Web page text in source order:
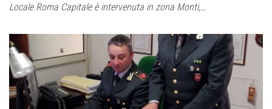
Locale Roma Capitale è intervenuta in zona Monti,…